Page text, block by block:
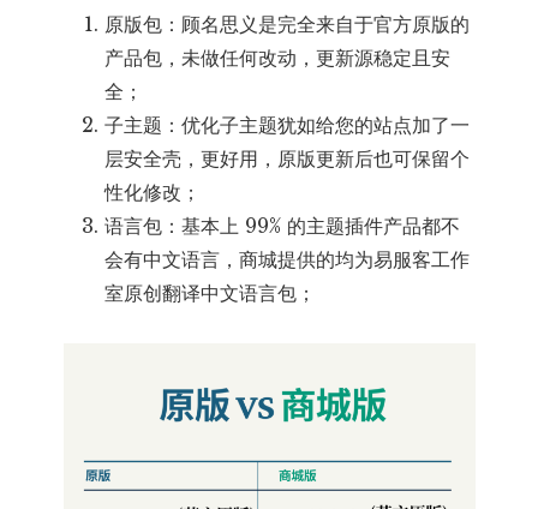
原版包：顾名思义是完全来自于官方原版的
产品包，未做任何改动，更新源稳定且安
全；
子主题：优化子主题犹如给您的站点加了一
层安全壳，更好用，原版更新后也可保留个
性化修改；
语言包：基本上 99% 的主题插件产品都不
会有中文语言，商城提供的均为易服客工作
室原创翻译中文语言包；